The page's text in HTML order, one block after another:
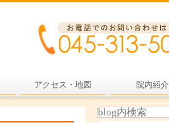
アクセス・地図 院内紹介